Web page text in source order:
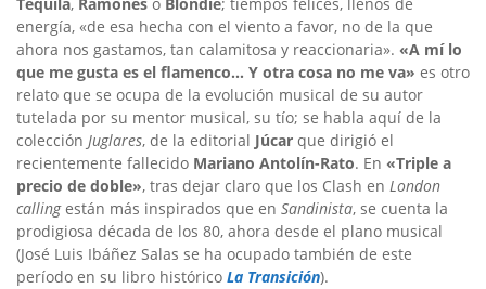
energía, «de esa hecha con el viento a favor, no de la que
ahora nos gastamos, tan calamitosa y reaccionaria». «A mí lo
que me gusta es el flamenco… Y otra cosa no me va» es otro
relato que se ocupa de la evolución musical de su autor
tutelada por su mentor musical, su tío; se habla aquí de la
colección Juglares, de la editorial Júcar que dirigió el
recientemente fallecido Mariano Antolín-Rato. En «Triple a
precio de doble», tras dejar claro que los Clash en London
callingestán más inspirados que en Sandinista, se cuenta la
prodigiosa década de los 80, ahora desde el plano musical
(José Luis Ibáñez Salas se ha ocupado también de este
período en su libro histórico La Transición).